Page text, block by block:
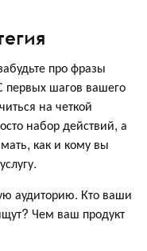
про фразы
первых шагов вашего
на четкой
набор действий, а
как и кому вы
аудиторию. Кто ваши
Чем ваш продукт